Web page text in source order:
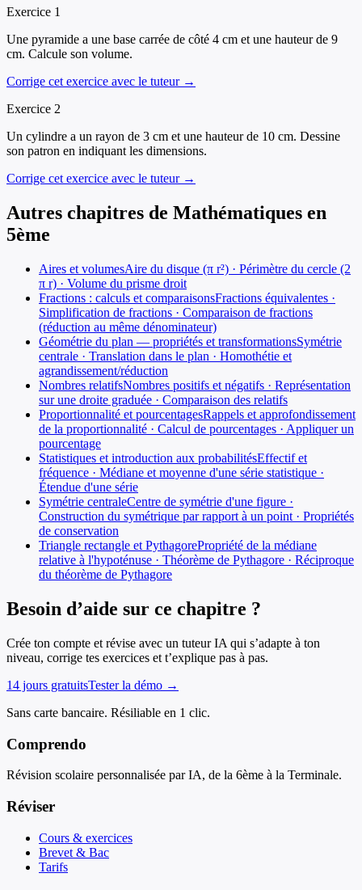
Exercice 1
Une pyramide a une base carrée de côté 4 cm et une hauteur de 9
cm. Calcule son volume.
Corrige cet exercice avec le tuteur →
Exercice 2
Un cylindre a un rayon de 3 cm et une hauteur de 10 cm. Dessine
son patron en indiquant les dimensions.
Corrige cet exercice avec le tuteur →
Autres chapitres de Mathématiques en
5ème
Aires et volumesAire du disque (π r²) · Périmètre du cercle (2
π r) · Volume du prisme droit
Fractions : calculs et comparaisonsFractions équivalentes ·
Simplification de fractions · Comparaison de fractions
(réduction au même dénominateur)
Géométrie du plan — propriétés et transformationsSymétrie
centrale · Translation dans le plan · Homothétie et
agrandissement/réduction
Nombres relatifsNombres positifs et négatifs · Représentation
sur une droite graduée · Comparaison des relatifs
Proportionnalité et pourcentagesRappels et approfondissement
de la proportionnalité · Calcul de pourcentages · Appliquer un
pourcentage
Statistiques et introduction aux probabilitésEffectif et
fréquence · Médiane et moyenne d'une série statistique ·
Étendue d'une série
Symétrie centraleCentre de symétrie d'une figure ·
Construction du symétrique par rapport à un point · Propriétés
de conservation
Triangle rectangle et PythagorePropriété de la médiane
relative à l'hypoténuse · Théorème de Pythagore · Réciproque
du théorème de Pythagore
Besoin d’aide sur ce chapitre ?
Crée ton compte et révise avec un tuteur IA qui s’adapte à ton
niveau, corrige tes exercices et t’explique pas à pas.
14 jours gratuitsTester la démo →
Sans carte bancaire. Résiliable en 1 clic.
Comprendo
Révision scolaire personnalisée par IA, de la 6ème à la Terminale.
Réviser
Cours & exercices
Brevet & Bac
Tarifs